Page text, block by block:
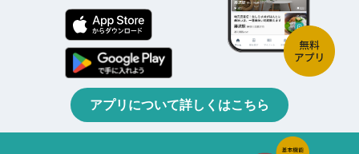
アプリについて詳しくはこちら